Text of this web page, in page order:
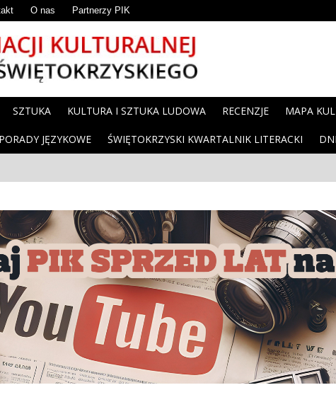
O nas Partnerzy PIK
SZTUKA KULTURA I SZTUKA LUDOWA RECENZJE MAPA
PORADY JĘZYKOWE ŚWIĘTOKRZYSKI KWARTALNIK LITERACKI